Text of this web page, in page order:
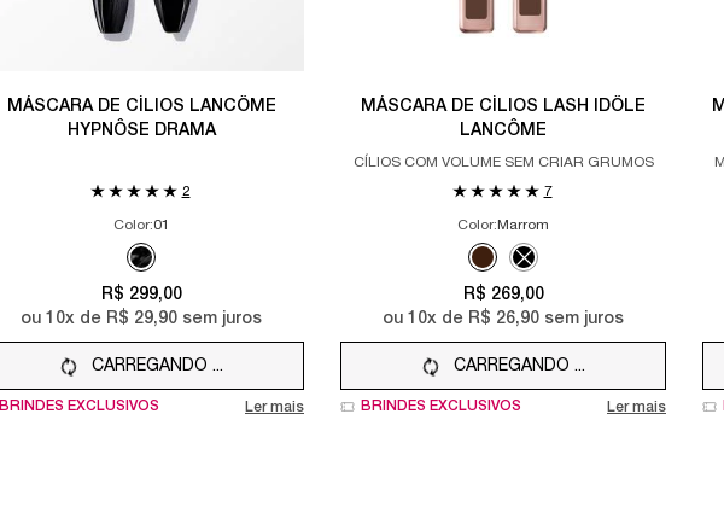
MÁSCARA DE CÍLIOS LANCÔME
HYPNÔSE DRAMA
2
Color:01
Selected
01 color for MÁSCARA DE CÍLIOS LANCÔME HYPNÔSE DRAMA, 1 of 1
R$ 299,00
ou 10x de R$ 29,90 sem juros
CARREGANDO ...
BRINDES EXCLUSIVOS Ler mais
MÁSCARA DE CÍLIOS LASH IDÔLE
LANCÔME
CÍLIOS COM VOLUME SEM CRIAR GRUMOS
7
Color: Marrom
Selected
Marrom color for MÁSCARA DE
Selected
The product variation is out of
R$ 269,00
ou 10x de R$ 26,90 sem juros
CARREGANDO ...
BRINDES EXCLUSIVOS Ler mais